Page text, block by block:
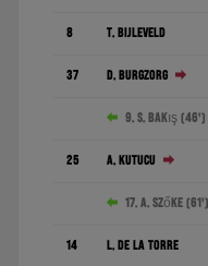
8 T. Bijleveld
37 D. Burgzorg
9. S. Bakış (46')
25 A. Kutucu
17. A. Szőke (61')
14 L. de la Torre